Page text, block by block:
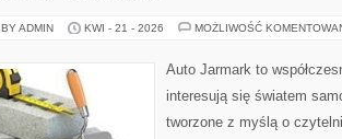
ADMIN KWI - 21 - 2026 MOŻLIWOŚĆ
Auto Jarmark to
interesują się światem
tworzone z myślą o